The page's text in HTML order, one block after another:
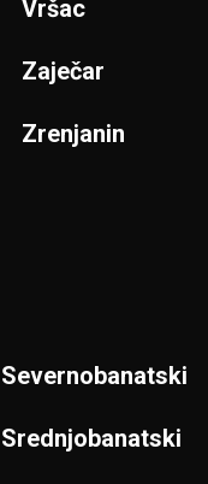
Vršac
Zaječar
Zrenjanin
Severnobanatski
Srednjobanatski